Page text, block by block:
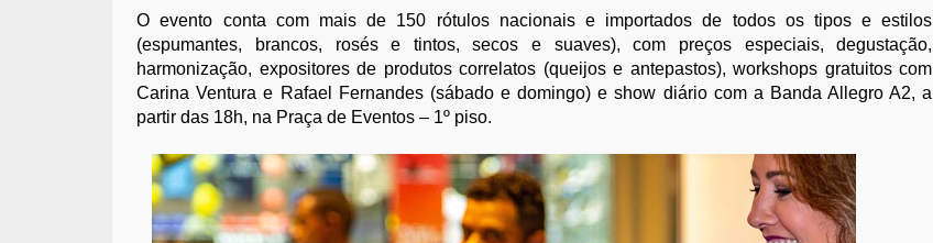
O evento conta com mais de 150 rótulos nacionais e importados de todos os tipos e estilos
(espumantes, brancos, rosés e tintos, secos e suaves), com preços especiais, degustação,
harmonização, expositores de produtos correlatos (queijos e antepastos), workshops gratuitos com
Carina Ventura e Rafael Fernandes (sábado e domingo) e show diário com a Banda Allegro A2, a
partir das 18h, na Praça de Eventos – 1º piso.